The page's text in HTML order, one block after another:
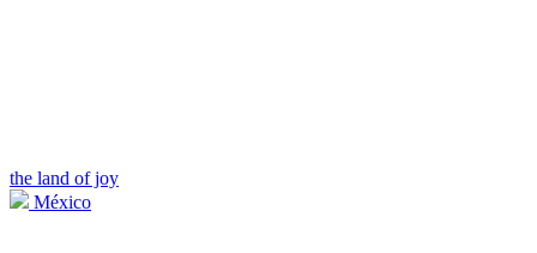
the land of joy
México